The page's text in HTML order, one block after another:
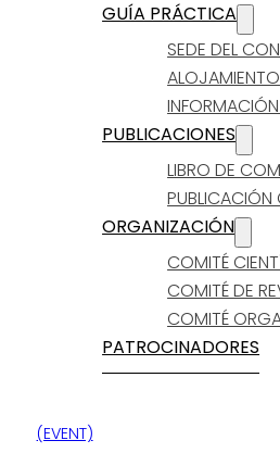
GUÍA PRÁCTICA
SEDE DEL
ALOJAMIENTO
PUBLICACIONES
LIBRO DE
ORGANIZACIÓN
COMITÉ
COMITÉ DE
COMITÉ
PATROCINADORES
(EVENT)